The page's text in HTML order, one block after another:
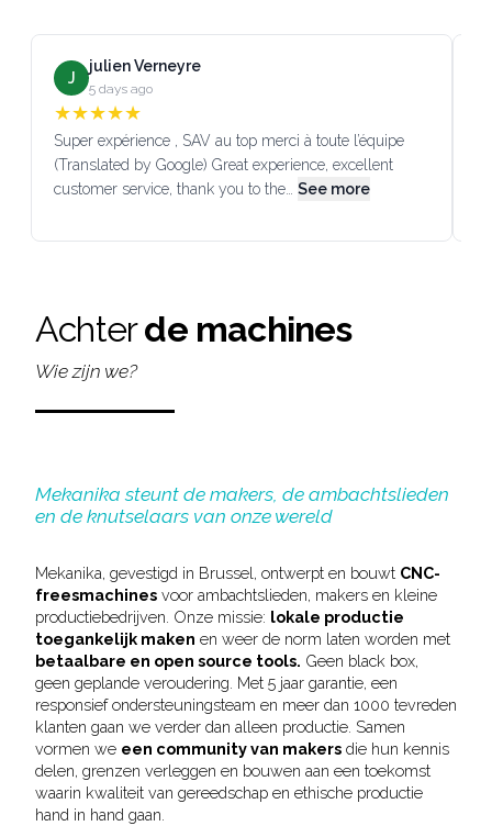
J
julien Verneyre
5 days ago
★★★★★
Super expérience , SAV au top merci à toute l’équipe
(Translated by Google) Great experience, excellent
customer service, thank you to the…
See more
Achter de machines
Wie zijn we?
Mekanika steunt de makers, de ambachtslieden
en de knutselaars van onze wereld
Mekanika, gevestigd in Brussel, ontwerpt en bouwt CNC-
freesmachines voor ambachtslieden, makers en kleine
productiebedrijven. Onze missie: lokale productie
toegankelijk maken en weer de norm laten worden met
betaalbare en open source tools. Geen black box,
geen geplande veroudering. Met 5 jaar garantie, een
responsief ondersteuningsteam en meer dan 1000 tevreden
klanten gaan we verder dan alleen productie. Samen
vormen we een community van makers die hun kennis
delen, grenzen verleggen en bouwen aan een toekomst
waarin kwaliteit van gereedschap en ethische productie
hand in hand gaan.